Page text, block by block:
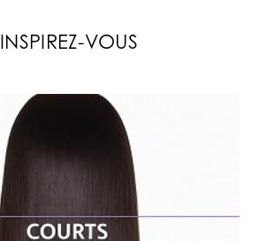
INSPIREZ-VOUS